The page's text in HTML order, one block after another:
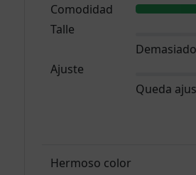
Comodidad
Talle
Ajuste
Queda
Hermoso color